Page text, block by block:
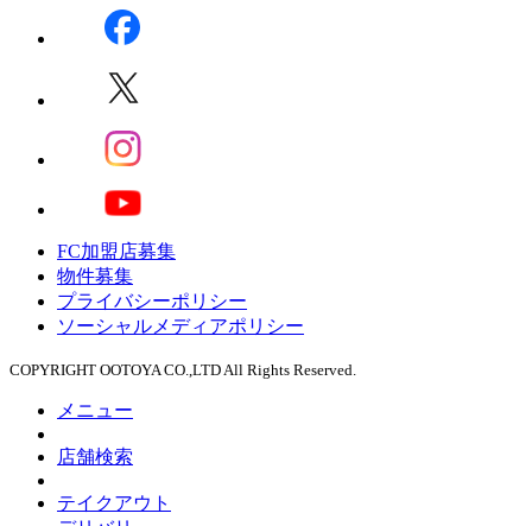
FC加盟店募集
物件募集
プライバシーポリシー
ソーシャルメディアポリシー
COPYRIGHT OOTOYA CO.,LTD All Rights Reserved.
メニュー
店舗検索
テイクアウト